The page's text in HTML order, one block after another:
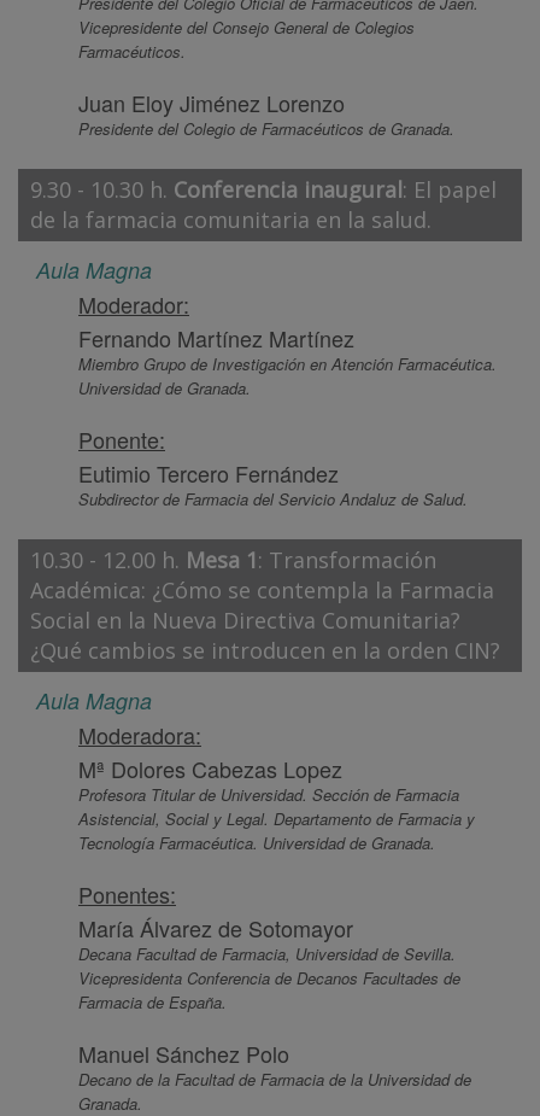
Vicepresidente del Consejo General de Colegios
Farmacéuticos.
Juan Eloy Jiménez Lorenzo
Presidente del Colegio de Farmacéuticos de Granada.
9.30 - 10.30 h. Conferencia inaugural: El papel
de la farmacia comunitaria en la salud.
Aula Magna
Moderador:
Fernando Martínez Martínez
Miembro Grupo de Investigación en Atención Farmacéutica.
Universidad de Granada.
Ponente:
Eutimio Tercero Fernández
Subdirector de Farmacia del Servicio Andaluz de Salud.
10.30 - 12.00 h. Mesa 1: Transformación
Académica: ¿Cómo se contempla la Farmacia
Social en la Nueva Directiva Comunitaria?
¿Qué cambios se introducen en la orden CIN?
Aula Magna
Moderadora:
Mª Dolores Cabezas Lopez
Profesora Titular de Universidad. Sección de Farmacia
Asistencial, Social y Legal. Departamento de Farmacia y
Tecnología Farmacéutica. Universidad de Granada.
Ponentes:
María Álvarez de Sotomayor
Decana Facultad de Farmacia, Universidad de Sevilla.
Vicepresidenta Conferencia de Decanos Facultades de
Farmacia de España.
Manuel Sánchez Polo
Decano de la Facultad de Farmacia de la Universidad de
Granada.